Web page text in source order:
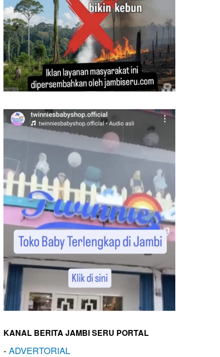
KANAL BERITA JAMBI SERU PORTAL
-ADVERTORIAL